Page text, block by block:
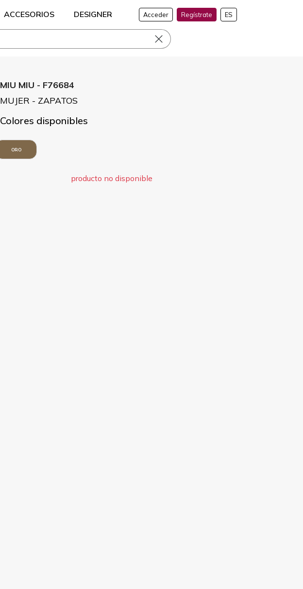
ACCESORIOS DESIGNER Acceder Regístrate ES
MIU MIU - F76684
MUJER - ZAPATOS
Colores disponibles
ORO
producto no disponible